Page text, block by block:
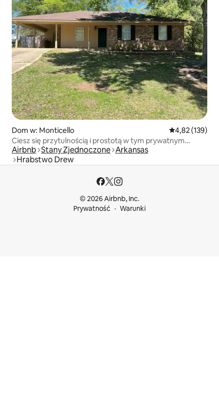
Dom w: Monticello Średnia
4,82 (139)
Ciesz się przytulnością i prostotą w tym prywatnym
domu.
Airbnb Stany Zjednoczone Arkansas
Hrabstwo Drew
© 2026 Airbnb, Inc.
Prywatność
Warunki